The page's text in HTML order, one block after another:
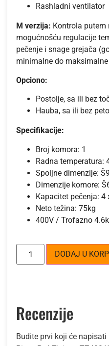
Rashladni ventilator
M verzija: Kontrola putem
mogućnošću regulacije
pečenje i snage grejača
minimalne do maksimalne
Opciono:
Postolje, sa ili bez
Hauba, sa ili bez
Specifikacije:
Broj komora: 1
Radna temperatura:
Spoljne dimenzije:
Dimenzije komore:
Kapacitet pečenja: 4
Neto težina: 75kg
400V / Trofazno
DODAJ U
Recenzije
Budite prvi koji će napisati